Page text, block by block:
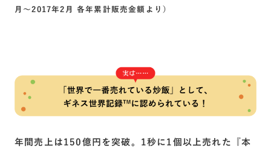
月〜2017年2月 各年累計販売金額より）
年間売上は150億円を突破。1秒に1個以上売れた『本